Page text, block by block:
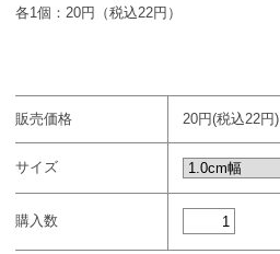
各1個：20円（税込22円）
販売価格 20円(税込22円)
サイズ
購入数